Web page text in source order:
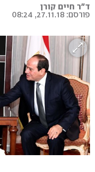
ד"ר חיים קורן
פורסם: 27.11.18, 08:24